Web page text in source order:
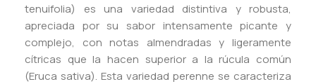
tenuifolia) es una variedad distintiva y robusta,
apreciada por su sabor intensamente picante y
complejo, con notas almendradas y ligeramente
cítricas que la hacen superior a la rúcula común
(Eruca sativa). Esta variedad perenne se caracteriza